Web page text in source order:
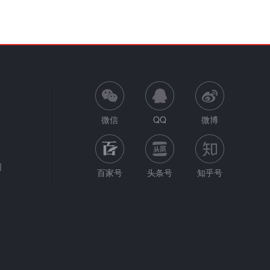
微信 QQ 微博
百家号 头条号 知乎号